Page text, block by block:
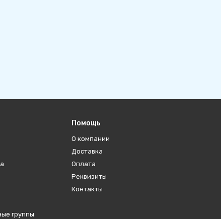
группы
Помощь
О компании
Доставка
Оплата
Реквизиты
Контакты